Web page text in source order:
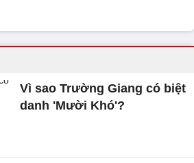
Vì sao Trường Giang có biệt
danh 'Mười Khó'?